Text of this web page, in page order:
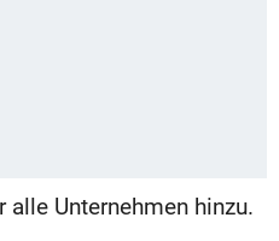
alle Unternehmen hinzu.